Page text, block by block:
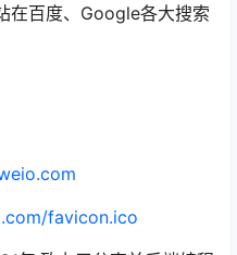
在百度、Google各大搜索
favicon.ico